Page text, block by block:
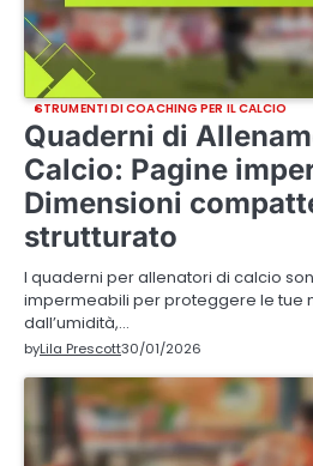
STRUMENTI DI COACHING PER IL CALCIO
Quaderni di
Calcio: Pagine
Dimensioni
strutturato
I quaderni per allenatori di calcio
impermeabili per proteggere le tue
dall’umidità,…
byLila Prescott30/01/2026